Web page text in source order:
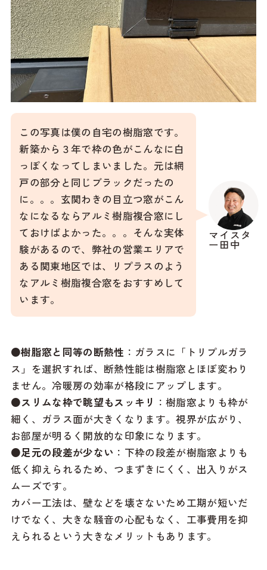
マイスタ
ー田中
この写真は僕の自宅の樹脂窓です。
新築から３年で枠の色がこんなに白
っぽくなってしまいました。元は網
戸の部分と同じブラックだったの
に。。。玄関わきの目立つ窓がこん
なになるならアルミ樹脂複合窓にし
ておけばよかった。。。そんな実体
験があるので、弊社の営業エリアで
ある関東地区では、リプラスのよう
なアルミ樹脂複合窓をおすすめして
います。
●樹脂窓と同等の断熱性 ：ガラスに「トリプルガラ
ス」を選択すれば、断熱性能は樹脂窓とほぼ変わり
ません。冷暖房の効率が格段にアップします。
●スリムな枠で眺望もスッキリ ：樹脂窓よりも枠が
細く、ガラス面が大きくなります。視界が広がり、
お部屋が明るく開放的な印象になります。
●足元の段差が少ない ：下枠の段差が樹脂窓よりも
低く抑えられるため、つまずきにくく、出入りがス
ムーズです。
カバー工法は、壁などを壊さないため工期が短いだ
けでなく、大きな騒音の心配もなく、工事費用を抑
えられるという大きなメリットもあります。